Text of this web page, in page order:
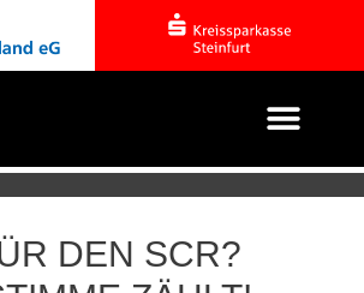
DEN SCR?